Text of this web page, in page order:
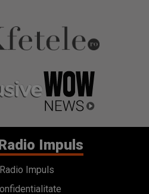
Impuls
Impuls
cookies
si conditii